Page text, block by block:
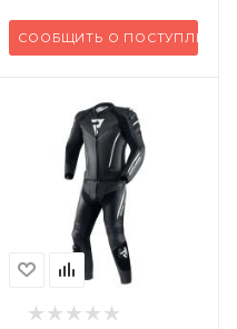
СООБЩИТЬ О ПОСТУПЛЕНИИ